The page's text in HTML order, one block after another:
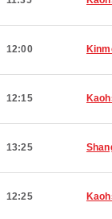
12:00
12:15
13:25
12:25